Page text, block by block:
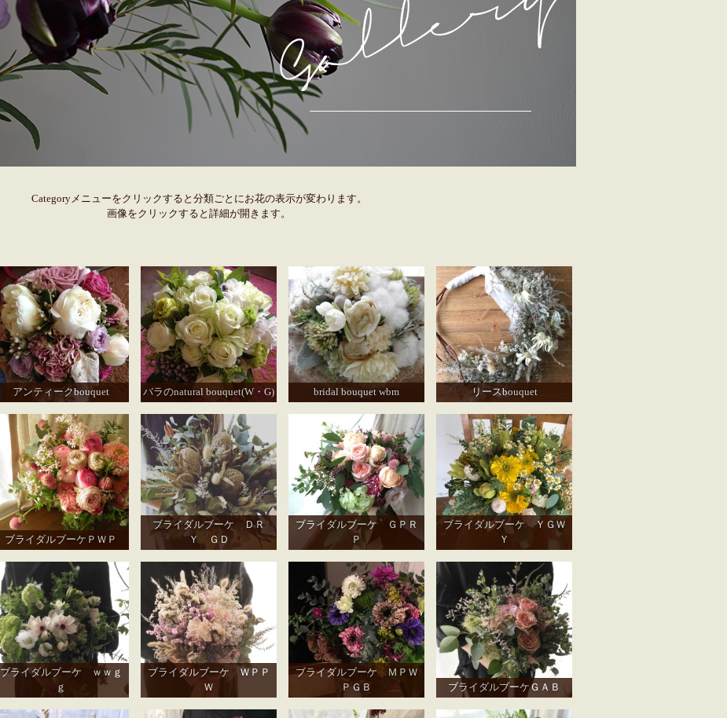
Categoryメニューをクリックすると分類ごとにお花の表示が変わります。
画像をクリックすると詳細が開きます。
アンティークbouquet バラのnatural bouquet(W・G) bridal bouquet wbm リースbouquet
ブライダルブーケＰＷＰ
ブライダルブーケ ＤＲ
Ｙ ＧＤ
ブライダルブーケ ＧＰＲ
Ｐ
ブライダルブーケ ＹＧＷ
Ｙ
ブライダルブーケ ｗｗｇ
ｇ
ブライダルブーケ ＷＰＰ
Ｗ
ブライダルブーケ ＭＰＷ
ＰＧＢ
ブライダルブーケＧＡＢ